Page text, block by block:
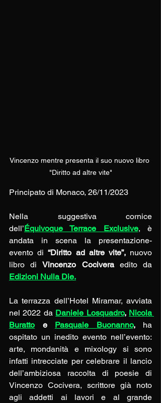
Vincenzo mentre presenta il suo nuovo libro
"Diritto ad altre vite"
Principato di Monaco, 26/11/2023
Nella suggestiva cornice
dell’Équivoque Terrace Exclusive, è
andata in scena la presentazione-
evento di “Diritto ad altre vite”, nuovo
libro di Vincenzo Cocivera
Edizioni Nulla Die.
La terrazza dell’Hotel Miramar, avviata
nel 2022 da Daniele Losquadro, Nicola
Buratto e Pasquale Buonanno, ha
ospitato un inedito evento nell’evento:
arte, mondanità e mixology si sono
infatti intrecciate per celebrare il lancio
dell’ambiziosa raccolta di poesie di
Vincenzo Cocivera, scrittore già noto
agli addetti ai lavori e al grande